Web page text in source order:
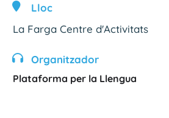
Lloc
La Farga Centre d'Activitats
Organitzador
Plataforma per la Llengua